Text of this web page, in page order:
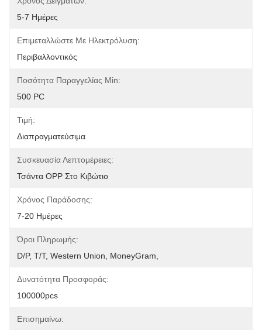
5-7 Ημέρες
Επιμεταλλώστε Με Ηλεκτρόλυση:
Περιβαλλοντικός
Ποσότητα Παραγγελίας Min:
500 PC
Τιμή:
Διαπραγματεύσιμα
Συσκευασία Λεπτομέρειες:
Τσάντα OPP Στο Κιβώτιο
Χρόνος Παράδοσης:
7-20 Ημέρες
Όροι Πληρωμής:
D/P, T/T, Western Union, MoneyGram,
Δυνατότητα Προσφοράς:
100000pcs
Επισημαίνω: